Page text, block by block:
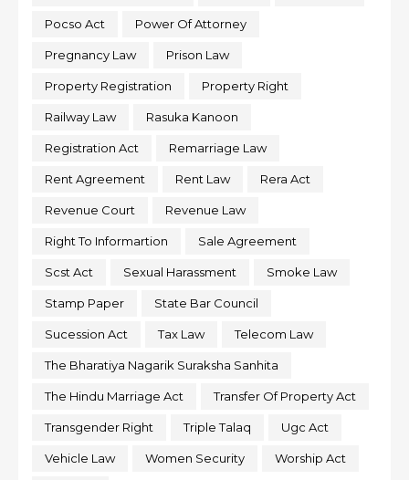
Pocso Act Power Of Attorney
Pregnancy Law Prison Law
Property Registration Property Right
Railway Law Rasuka Kanoon
Registration Act Remarriage Law
Rent Agreement Rent Law Rera Act
Revenue Court Revenue Law
Right To Informartion Sale Agreement
Scst Act Sexual Harassment Smoke Law
Stamp Paper State Bar Council
Sucession Act Tax Law Telecom Law
The Bharatiya Nagarik Suraksha Sanhita
The Hindu Marriage Act Transfer Of Property Act
Transgender Right Triple Talaq Ugc Act
Vehicle Law Women Security Worship Act